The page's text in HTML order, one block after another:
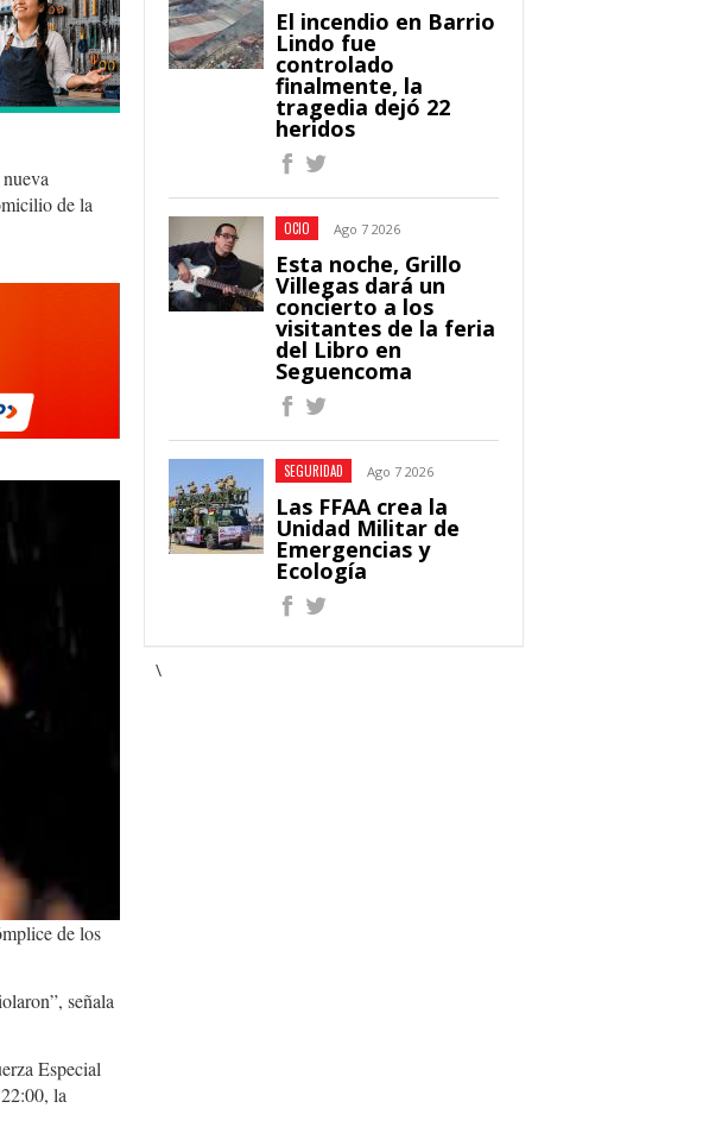
de la
de los
señala
Especial
la
El incendio en Barrio
Lindo fue
controlado
finalmente, la
tragedia dejó 22
heridos
OCIO Ago 7 2026
Esta noche, Grillo
Villegas dará un
concierto a los
visitantes de la feria
del Libro en
Seguencoma
SEGURIDAD Ago 7 2026
Las FFAA crea la
Unidad Militar de
Emergencias y
Ecología
\